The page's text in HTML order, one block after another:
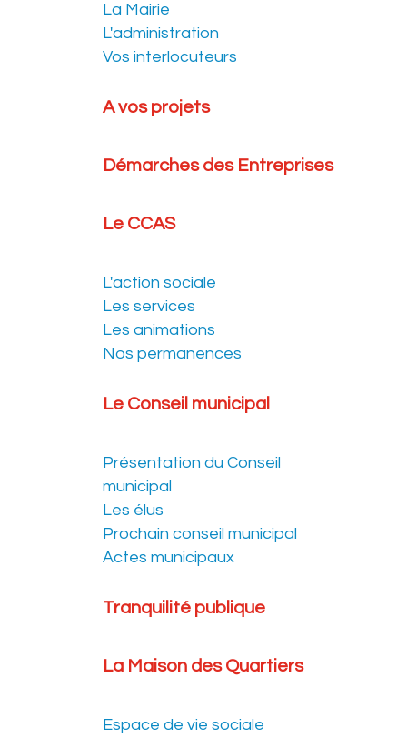
La Mairie
L'administration
Vos interlocuteurs
A vos projets
Démarches des Entreprises
Le CCAS
L'action sociale
Les services
Les animations
Nos permanences
Le Conseil municipal
Présentation du Conseil
municipal
Les élus
Prochain conseil municipal
Actes municipaux
Tranquilité publique
La Maison des Quartiers
Espace de vie sociale